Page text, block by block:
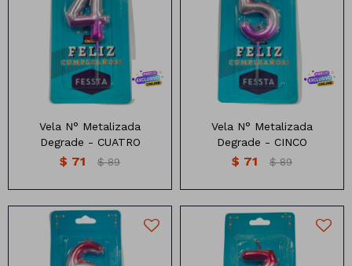
Medidas: 10cm
Vela N° Metalizada
Degrade - CUATRO
$ 71 $ 89
Medidas: 10cm
Vela N° Metalizada
Degrade - CINCO
$ 71 $ 89